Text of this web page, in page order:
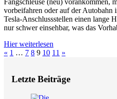
Fangschleuse (neu) vorankommen,
vorbeifahren oder auf der Autobahn
Tesla-Anschlussstellen einen lange
nur schwer einsehbar, was das
Hier weiterlesen
Seitennummerierung
Beiträge
« Vorherige
1 … 7 8 9 10 11 Nächste
»
Letzte Beiträge